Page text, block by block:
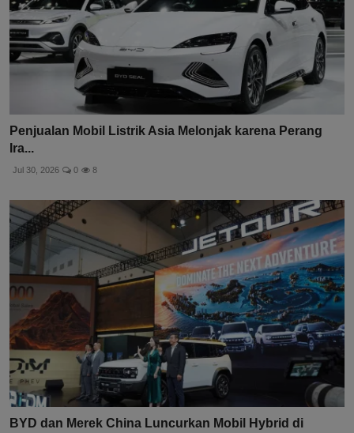
Penjualan Mobil Listrik Asia Melonjak karena Perang
Ira...
Jul 30, 2026 0 8
BYD dan Merek China Luncurkan Mobil Hybrid di